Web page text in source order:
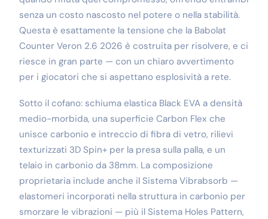
senza un costo nascosto nel potere o nella stabilità.
Questa è esattamente la tensione che la Babolat
Counter Veron 2.6 2026 è costruita per risolvere, e ci
riesce in gran parte — con un chiaro avvertimento
per i giocatori che si aspettano esplosività a rete.
Sotto il cofano: schiuma elastica Black EVA a densità
medio-morbida, una superficie Carbon Flex che
unisce carbonio e intreccio di fibra di vetro, rilievi
texturizzati 3D Spin+ per la presa sulla palla, e un
telaio in carbonio da 38mm. La composizione
proprietaria include anche il Sistema Vibrabsorb —
elastomeri incorporati nella struttura in carbonio per
smorzare le vibrazioni — più il Sistema Holes Pattern,